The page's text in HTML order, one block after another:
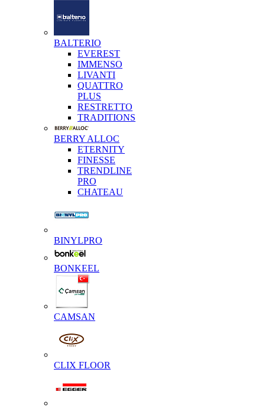
BALTERIO
EVEREST
IMMENSO
LIVANTI
QUATTRO
PLUS
RESTRETTO
TRADITIONS
BERRY ALLOC
ETERNITY
FINESSE
TRENDLINE
PRO
CHATEAU
BINYLPRO
BONKEEL
CAMSAN
CLIX FLOOR